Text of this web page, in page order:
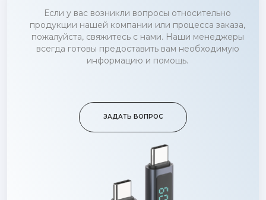
Если у вас возникли вопросы относительно
продукции нашей компании или процесса заказа,
пожалуйста, свяжитесь с нами. Наши менеджеры
всегда готовы предоставить вам необходимую
информацию и помощь.
ЗАДАТЬ ВОПРОС